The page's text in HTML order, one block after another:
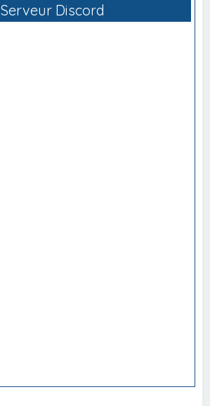
Serveur Discord